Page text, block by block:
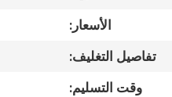
في
المعمل
الأسعار:
تفاصيل التغليف:
وقت التسليم: